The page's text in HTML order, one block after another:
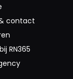
😬 Mijn
en
🤷🏻Maar
nacht
contact
RN365